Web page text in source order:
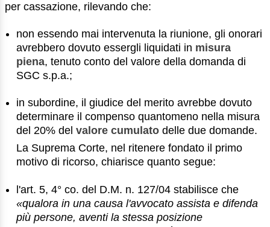
per cassazione, rilevando che:
non essendo mai intervenuta la riunione, gli onorari
avrebbero dovuto essergli liquidati in misura
piena, tenuto conto del valore della domanda di
SGC s.p.a.;
in subordine, il giudice del merito avrebbe dovuto
determinare il compenso quantomeno nella misura
del 20% del valore cumulatodelle due domande.
La Suprema Corte, nel ritenere fondato il primo
motivo di ricorso, chiarisce quanto segue:
l'art. 5, 4° co. del D.M. n. 127/04 stabilisce che
«qualora in una causa l'avvocato assista e difenda
più persone, aventi la stessa posizione